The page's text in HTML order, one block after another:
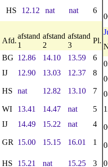
HS 12.12 nat nat
6
Afd.
afstand
1
afstand
2
afstand
3
Pl.
BG 12.86 14.10 13.59
6
IJ 12.90 13.03 12.37 8
HS nat 12.82 13.10 7
WI 13.41 14.47 nat
5
IJ 14.49 15.22 nat 4
GR 15.00 15.15 16.01 1
HS 15.21 nat 15.25 3